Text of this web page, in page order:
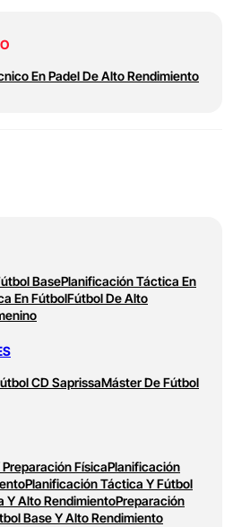
En Padel De Alto Rendimiento
BasePlanificación Táctica En
En FútbolFútbol De Alto
CD SaprissaMáster De Fútbol
FísicaPlanificación
Planificación Táctica Y Fútbol
Y Alto RendimientoPreparación
Base Y Alto Rendimiento